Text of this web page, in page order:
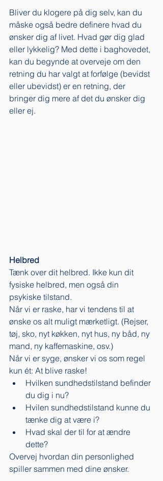
Bliver du klogere på dig selv, kan du
måske også bedre definere hvad du
ønsker dig af livet. Hvad gør dig glad
eller lykkelig? Med dette i baghovedet,
kan du begynde at overveje om den
retning du har valgt at forfølge (bevidst
eller ubevidst) er en retning, der
bringer dig mere af det du ønsker dig
eller ej.
Helbred
Tænk over dit helbred. Ikke kun dit
fysiske helbred, men også din
psykiske tilstand.
Når vi er raske, har vi tendens til at
ønske os alt muligt mærketligt. (Rejser,
tøj, sko, nyt køkken, nyt hus, ny båd, ny
mand, ny kaffemaskine, osv.)
Når vi er syge, ønsker vi os som regel
kun ét: At blive raske!
Hvilken sundhedstilstand befinder
du dig i nu?
Hvilen sundhedstilstand kunne du
tænke dig at være i?
Hvad skal der til for at ændre
dette?
Overvej hvordan din personlighed
spiller sammen med dine ønsker.